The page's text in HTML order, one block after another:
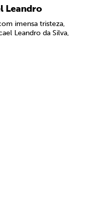
Leandro
imensa tristeza,
Leandro da Silva,